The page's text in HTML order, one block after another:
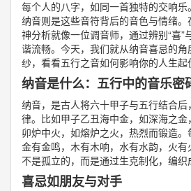
每个人的八字，如同一首独特的交响
纳音则是这些音符背后的音色与情绪
神分析就像一位调音师，通过辨别“喜”
谐流畅。今天，我们就从纳音喜忌的
纱，看看五行之音如何影响你的人生起
纳音是什么：五行中的音乐密
纳音，是古人将六十甲子与五行结合
律。比如甲子乙丑海中金，如深海之
卯炉中火，如熔炉之火，热烈而锻造。
金有金鸣，木有木响，水有水韵，火
不是孤立的，而是通过生克制化，编织
喜忌如朋友与对手